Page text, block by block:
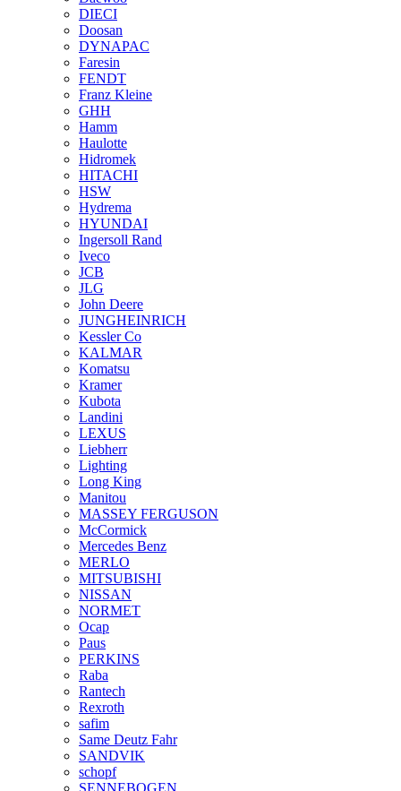
DIECI
Doosan
DYNAPAC
Faresin
FENDT
Franz Kleine
GHH
Hamm
Haulotte
Hidromek
HITACHI
HSW
Hydrema
HYUNDAI
Ingersoll Rand
Iveco
JCB
JLG
John Deere
JUNGHEINRICH
Kessler Co
KALMAR
Komatsu
Kramer
Kubota
Landini
LEXUS
Liebherr
Lighting
Long King
Manitou
MASSEY FERGUSON
McCormick
Mercedes Benz
MERLO
MITSUBISHI
NISSAN
NORMET
Ocap
Paus
PERKINS
Raba
Rantech
Rexroth
safim
Same Deutz Fahr
SANDVIK
schopf
SENNEBOGEN